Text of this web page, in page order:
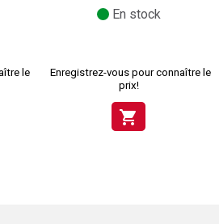
le
En stock
Enregistrez-vous pour connaître le
prix!
shopping_cart